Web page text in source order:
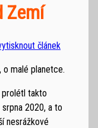
Zemí
článek
o malé planetce.
takto
2020, a to
nesrážkové